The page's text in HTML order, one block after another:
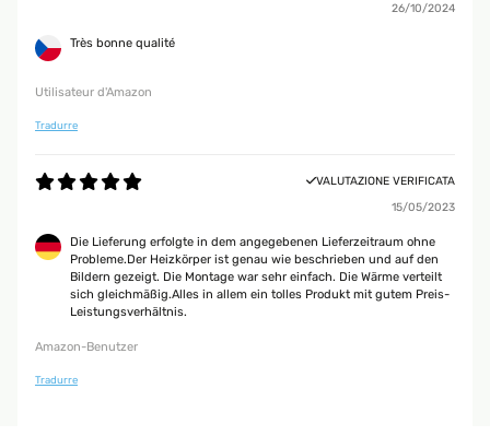
26/10/2024
Très bonne qualité
Utilisateur d'Amazon
Tradurre
VALUTAZIONE VERIFICATA
15/05/2023
Die Lieferung erfolgte in dem angegebenen Lieferzeitraum ohne
Probleme.Der Heizkörper ist genau wie beschrieben und auf den
Bildern gezeigt. Die Montage war sehr einfach. Die Wärme verteilt
sich gleichmäßig.Alles in allem ein tolles Produkt mit gutem Preis-
Leistungsverhältnis.
Amazon-Benutzer
Tradurre